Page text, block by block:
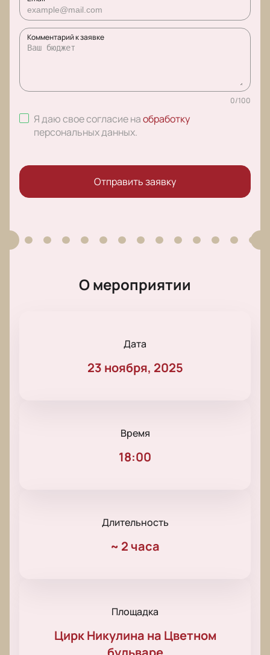
Комментарий к заявке
0/100
Я даю свое согласие наобработку
персональных данных.
Отправить заявку
О мероприятии
Дата
23 ноября, 2025
Время
18:00
Длительность
~ 2 часа
Площадка
Цирк Никулина на Цветном